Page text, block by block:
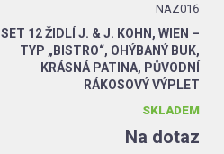
NAZ016
SET 12 ŽIDLÍ J. & J. KOHN, WIEN –
TYP „BISTRO“, OHÝBANÝ BUK,
KRÁSNÁ PATINA, PŮVODNÍ
RÁKOSOVÝ VÝPLET
SKLADEM
Na dotaz